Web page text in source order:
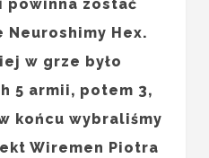
powinna zostać
Neuroshimy Hex.
w grze było
5 armii, potem 3,
końcu wybraliśmy
Wiremen Piotra